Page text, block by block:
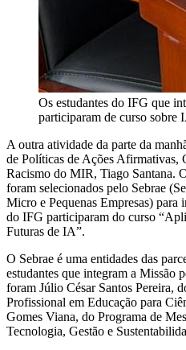
Os estudantes do IFG que
participaram de curso sobre
A outra atividade da parte da
de Políticas de Ações Afirmativas,
Racismo do MIR, Tiago Santana.
foram selecionados pelo Sebrae
Micro e Pequenas Empresas) para
do IFG participaram do curso
Futuras de IA”.
O Sebrae é uma entidades das
estudantes que integram a Missão
foram Júlio César Santos Pereira,
Profissional em Educação para
Gomes Viana, do Programa de
Tecnologia, Gestão e